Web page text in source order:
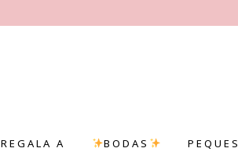
REGALA A BODAS PEQUES